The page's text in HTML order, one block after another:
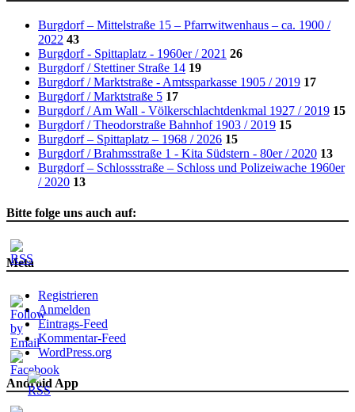
Burgdorf – Mittelstraße 15 – Pfarrwitwenhaus – ca. 1900 /
2022 43
Burgdorf - Spittaplatz - 1960er / 2021 26
Burgdorf / Stettiner Straße 14 19
Burgdorf / Marktstraße - Amtssparkasse 1905 / 2019 17
Burgdorf / Marktstraße 5 17
Burgdorf / Am Wall - Völkerschlachtdenkmal 1927 / 2019 15
Burgdorf / Theodorstraße Bahnhof 1903 / 2019 15
Burgdorf – Spittaplatz – 1968 / 2026 15
Burgdorf / Brahmsstraße 1 - Kita Südstern - 80er / 2020 13
Burgdorf – Schlossstraße – Schloss und Polizeiwache 1960er
/ 2020 13
Bitte folge uns auch auf:
Meta
Registrieren
Anmelden
Eintrags-Feed
Kommentar-Feed
WordPress.org
Android App